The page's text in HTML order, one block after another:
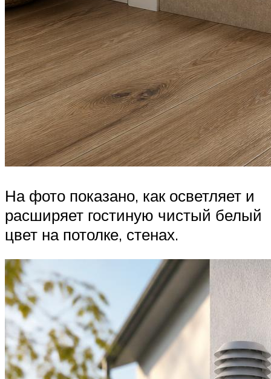
На фото показано, как осветляет и
расширяет гостиную чистый белый
цвет на потолке, стенах.